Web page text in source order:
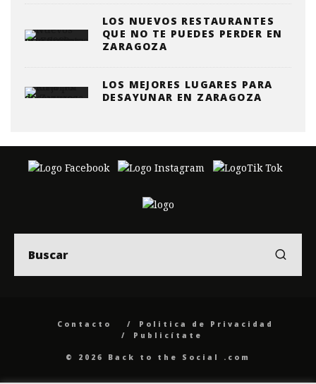
LOS NUEVOS RESTAURANTES
QUE NO TE PUEDES PERDER EN
ZARAGOZA
LOS MEJORES LUGARES PARA
DESAYUNAR EN ZARAGOZA
Contacto
Politica de Privacidad
Publicítate
© 2026 Back to the Social .com